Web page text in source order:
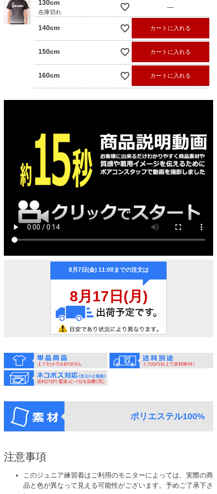
130cm
在庫切れ
—
140cm カートに入れる
150cm カートに入れる
160cm カートに入れる
ポリエステル100%
注意事項
このジュニア練習着はご利用のモニターによっては、実際の商
品と色が異なって見える可能性がございます。予めご了承下さ